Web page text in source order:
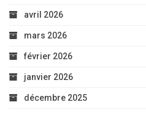
avril 2026
mars 2026
février 2026
janvier 2026
décembre 2025